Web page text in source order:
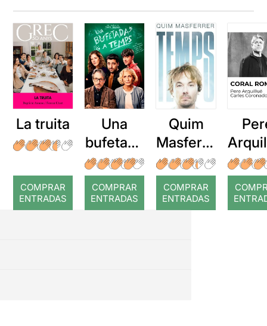
La truita
COMPRAR
ENTRADAS
Una
bufetada
a temps
COMPRAR
ENTRADAS
Quim
Masferre
r: Temps
COMPRAR
ENTRADAS
: